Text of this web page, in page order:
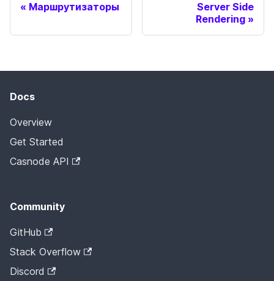
Маршрутизаторы
Server Side
Rendering
Docs
Overview
Get Started
Casnode API
Community
GitHub
Stack Overflow
Discord